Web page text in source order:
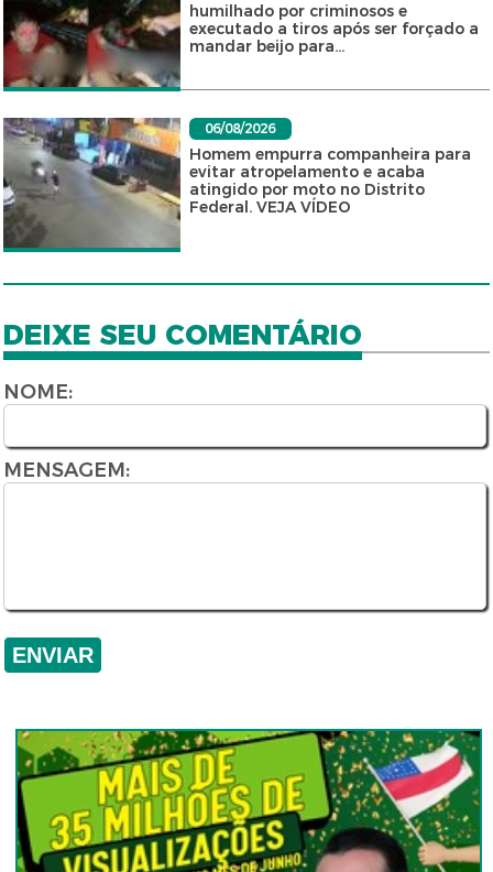
humilhado por criminosos e
executado a tiros após ser forçado a
mandar beijo para...
06/08/2026
Homem empurra companheira para
evitar atropelamento e acaba
atingido por moto no Distrito
Federal. VEJA VÍDEO
DEIXE SEU COMENTÁRIO
NOME:
MENSAGEM: